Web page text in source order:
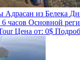
Адрасан из Белека
6 часов Основной
Цена от: 0$